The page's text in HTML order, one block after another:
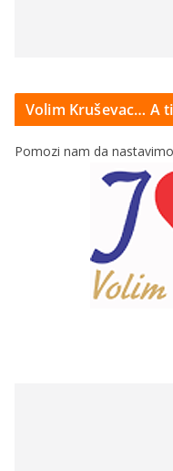
Volim Kruševac… A
Pomozi nam da